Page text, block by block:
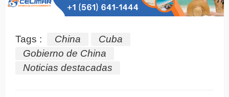
Tags : China
Cuba
Gobierno de China
Noticias destacadas